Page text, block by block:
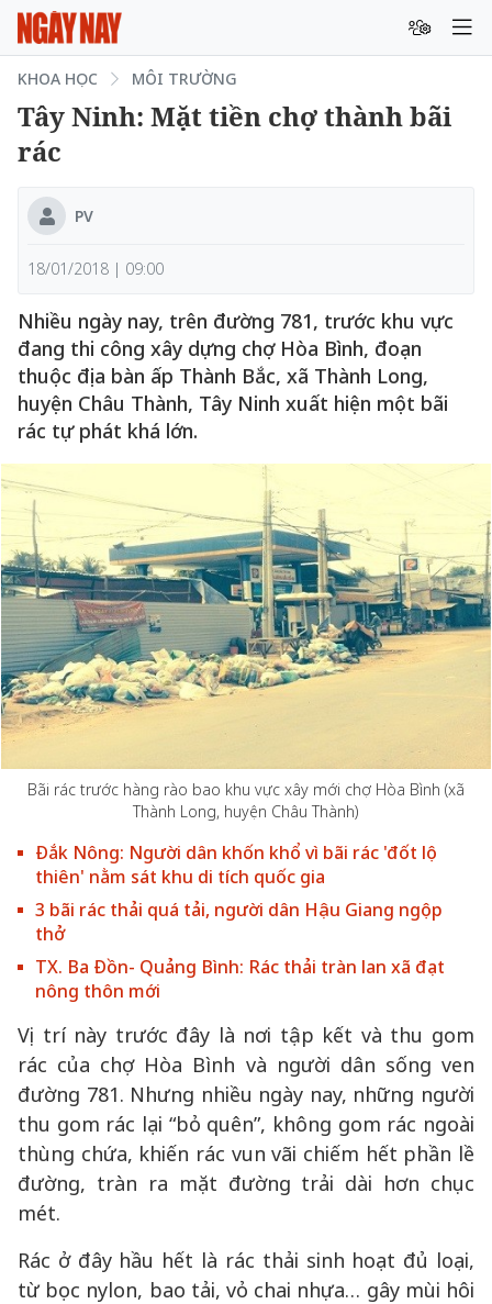
KHOA HỌC MÔI TRƯỜNG
Tây Ninh: Mặt tiền chợ thành bãi
rác
PV
18/01/2018 | 09:00
Nhiều ngày nay, trên đường 781, trước khu vực
đang thi công xây dựng chợ Hòa Bình, đoạn
thuộc địa bàn ấp Thành Bắc, xã Thành Long,
huyện Châu Thành, Tây Ninh xuất hiện một bãi
rác tự phát khá lớn.
Bãi rác trước hàng rào bao khu vực xây mới chợ Hòa Bình (xã
Thành Long, huyện Châu Thành)
Đắk Nông: Người dân khốn khổ vì bãi rác 'đốt lộ
thiên' nằm sát khu di tích quốc gia
3 bãi rác thải quá tải, người dân Hậu Giang ngộp
thở
TX. Ba Đồn- Quảng Bình: Rác thải tràn lan xã đạt
nông thôn mới
Vị trí này trước đây là nơi tập kết và thu gom
rác của chợ Hòa Bình và người dân sống ven
đường 781. Nhưng nhiều ngày nay, những người
thu gom rác lại “bỏ quên”, không gom rác ngoài
thùng chứa, khiến rác vun vãi chiếm hết phần lề
đường, tràn ra mặt đường trải dài hơn chục
mét.
Rác ở đây hầu hết là rác thải sinh hoạt đủ loại,
từ bọc nylon, bao tải, vỏ chai nhựa… gây mùi hôi